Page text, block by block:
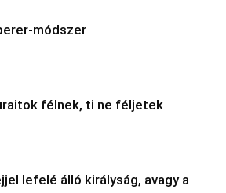
módszer
félnek, ti ne féljetek
lefelé álló királyság, avagy a